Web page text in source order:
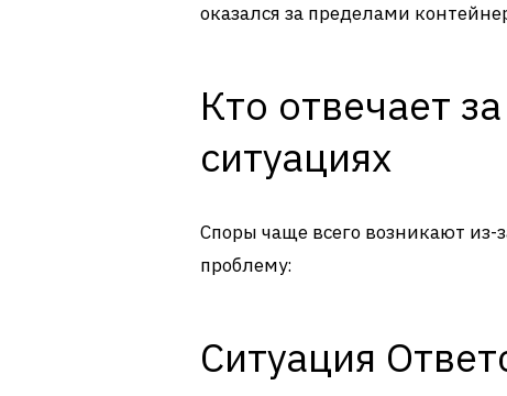
оказался за пределами
Кто отвечает
ситуациях
Споры чаще всего возникают из-
проблему:
Ситуация